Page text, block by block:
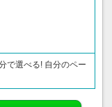
で選べる! 自分のペー